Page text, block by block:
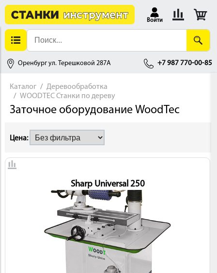
Войти
Оренбург ул. Терешковой 287А +7 987 770-00-85
ДЕРЕВООБРАБОТКА
Каталог
Деревообработка
WOODTEC Станки по дереву
Заточное оборудование WoodTec
Цена:
Sharp Universal 250